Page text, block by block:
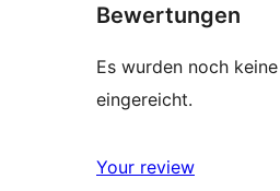
Bewertungen
Es wurden noch
eingereicht.
Your review